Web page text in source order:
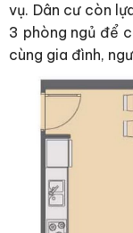
vụ. Dân cư còn
3 phòng ngủ để
cùng gia đình,